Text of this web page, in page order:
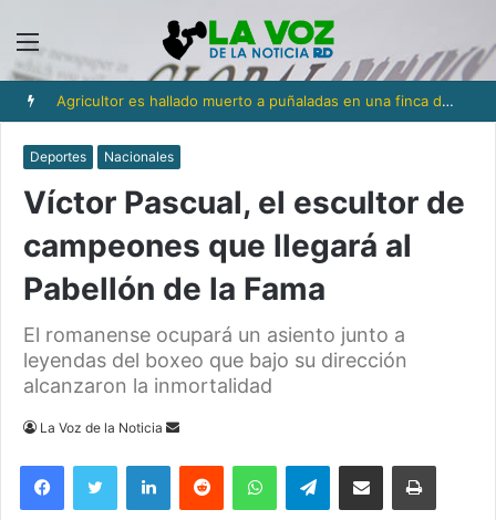
Menú
Agricultor es hallado muerto a puñaladas en una finca de San Víctor; buscan a un empleado como sospechoso
Deportes Nacionales
Víctor Pascual, el escultor de
campeones que llegará al
Pabellón de la Fama
El romanense ocupará un asiento junto a
leyendas del boxeo que bajo su dirección
alcanzaron la inmortalidad
La Voz de la Noticia
Send
email
FacebookTwitter LinkedInReddit WhatsAppTelegramCompartir via Email Imprimi